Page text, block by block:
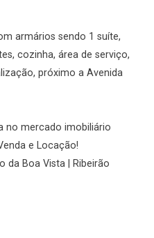
armários sendo 1 suíte,
cozinha, área de serviço,
próximo a Avenida
no mercado imobiliário
e Locação!
da Boa Vista | Ribeirão